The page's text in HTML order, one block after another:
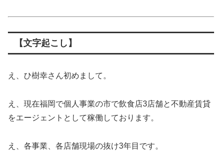
【文字起こし】
え、ひ樹幸さん初めまして。
え、現在福岡で個人事業の市で飲食店3店舗と不動産賃貸
をエージェントとして稼働しております。
え、各事業、各店舗現場の抜け3年目です。